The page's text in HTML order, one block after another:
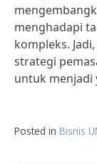
menghadapi
kompleks.
strategi
untuk menjadi
Posted in Bisnis